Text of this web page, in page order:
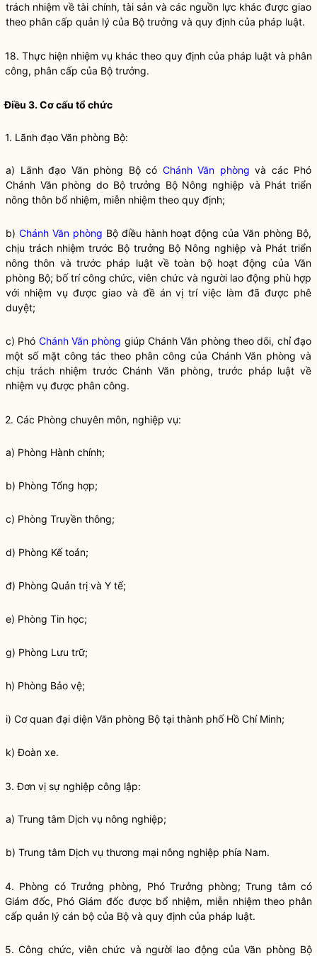
trách nhiệm về tài chính, tài sản và các nguồn lực khác được giao
theo phân cấp quản lý của Bộ trưởng và quy định của pháp luật.
18. Thực hiện nhiệm vụ khác theo quy định của pháp luậtvà phân
công, phân cấp của Bộ trưởng.
Điều 3. Cơ cấu tổ chức
1. Lãnh đạo Văn phòng Bộ:
a) Lãnh đạo Văn phòng Bộ có Chánh Văn phòng và các Phó
Chánh Văn phòng do Bộ trưởng Bộ Nông nghiệp và Phát triển
nông thôn bổ nhiệm, miễn nhiệm theo quy định;
b) Chánh Văn phòng Bộ điều hành hoạt động của Văn phòng Bộ,
chịu trách nhiệm trước Bộ trưởng Bộ Nông nghiệp và Phát triển
nông thôn và trước pháp luậtvề toàn bộ hoạt động của Văn
phòng Bộ; bố trí công chức, viên chức và người lao động phù hợp
với nhiệm vụ được giao và đề án vị trí việc làm đã được phê
duyệt;
c) Phó Chánh Văn phòng giúpChánh Văn phòng theo dõi, chỉ đạo
một số mặt công tác theo phân công của Chánh Văn phòng và
chịu trách nhiệm trướcChánh Văn phòng, trước pháp luật về
nhiệm vụ được phân công.
2. Các Phòng chuyên môn, nghiệp vụ:
a) Phòng Hành chính;
b) Phòng Tổng hợp;
c) Phòng Truyền thông;
d) Phòng Kế toán;
đ) Phòng Quản trị và Y tế;
e) Phòng Tin học;
g) Phòng Lưu trữ;
h) Phòng Bảo vệ;
i) Cơ quan đại diện Văn phòng Bộ tại thành phố Hồ Chí Minh;
k) Đoàn xe.
3. Đơn vị sự nghiệp công lập:
a) Trung tâm Dịch vụ nông nghiệp;
b) Trung tâm Dịch vụ thương mại nông nghiệp phía Nam.
4. Phòng có Trưởng phòng, Phó Trưởng phòng; Trung tâm có
Giám đốc, Phó Giám đốc được bổ nhiệm, miễn nhiệm theo phân
cấp quản lý cán bộ của Bộ và quy định của pháp luật.
5. Công chức, viên chức và người lao động của Văn phòng Bộ